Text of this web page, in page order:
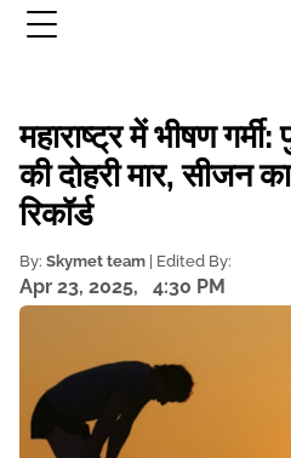
महाराष्ट्र में भीषण
की दोहरी मार, सीजन
रिकॉर्ड
By: Skymet team | Edited By:
Apr 23, 2025, 4:30 PM